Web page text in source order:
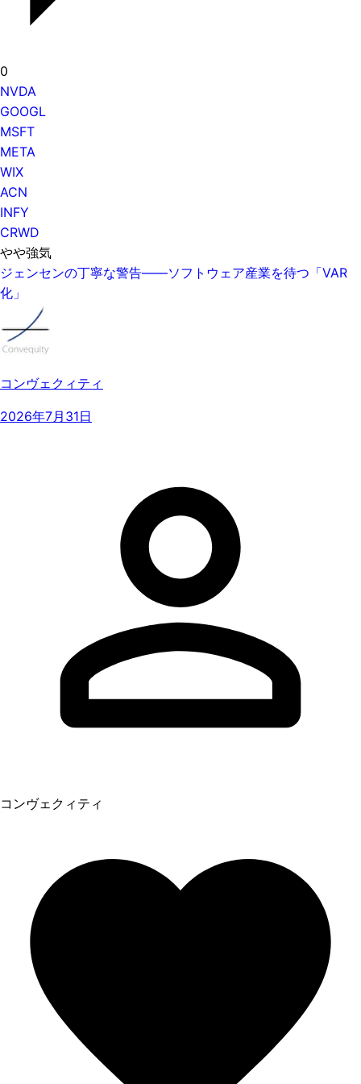
0
NVDA
GOOGL
MSFT
META
WIX
ACN
INFY
CRWD
やや強気
ジェンセンの丁寧な警告——ソフトウェア産業を待つ「VAR
化」
コンヴェクィティ
2026年7月31日
コンヴェクィティ